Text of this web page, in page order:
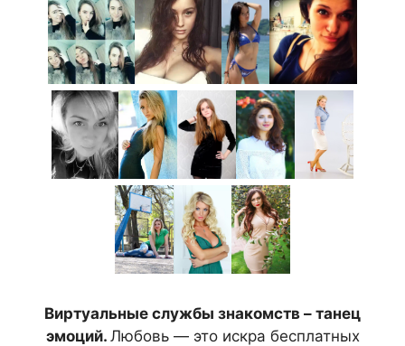
Виртуальные службы знакомств – танец
эмоций. Любовь — это искра бесплатных